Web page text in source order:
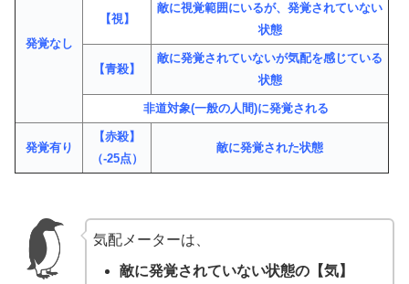
発覚なし
【視】
敵に視覚範囲にいるが、発覚されていない
状態
【青殺】
敵に発覚されていないが気配を感じている
状態
非道対象(一般の人間)に発覚される
発覚有り
【赤殺】
（-25点）
敵に発覚された状態
気配メーターは、
敵に発覚されていない状態の【気】